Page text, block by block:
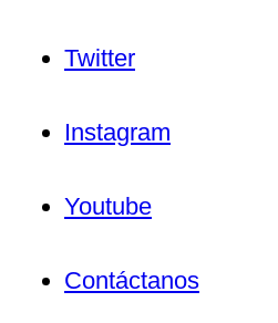
Twitter
Instagram
Youtube
Contáctanos